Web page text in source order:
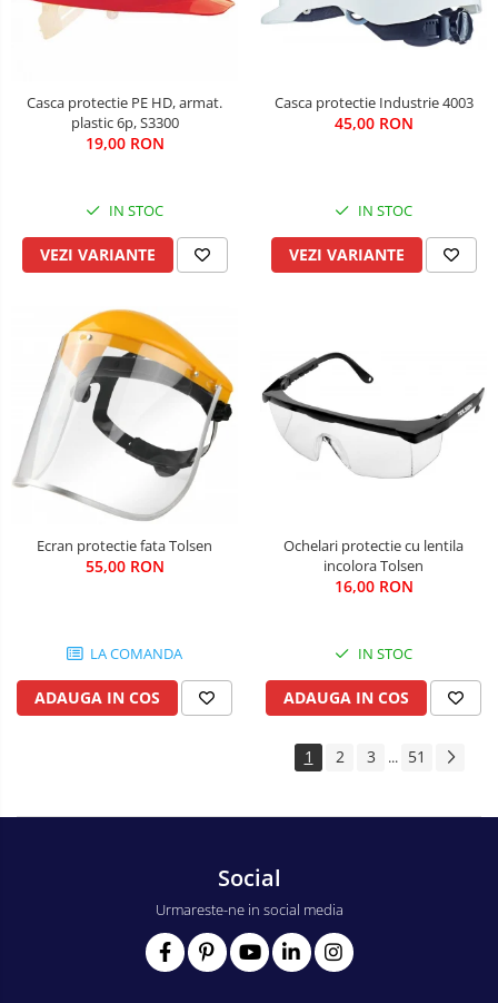
Casca protectie PE HD, armat.
plastic 6p, S3300
19,00 RON
IN STOC
VEZI VARIANTE
Casca protectie Industrie 4003
45,00 RON
IN STOC
VEZI VARIANTE
Ecran protectie fata Tolsen
55,00 RON
LA COMANDA
ADAUGA IN COS
Ochelari protectie cu lentila
incolora Tolsen
16,00 RON
IN STOC
ADAUGA IN COS
1 2 3 ... 51
Social
Urmareste-ne in social media